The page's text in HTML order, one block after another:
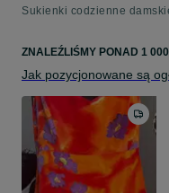
Sukienki codzienne
ZNALEŹLIŚMY PONAD 1
Jak pozycjonowane są